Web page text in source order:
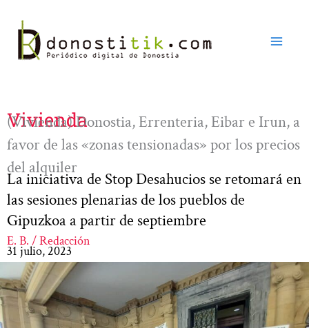
contenido
Vivienda
(Vivienda) Donostia, Errenteria, Eibar e Irun, a
favor de las «zonas tensionadas» por los precios
del alquiler
La iniciativa de Stop Desahucios se retomará en
las sesiones plenarias de los pueblos de
Gipuzkoa a partir de septiembre
E. B. / Redacción
31 julio, 2023